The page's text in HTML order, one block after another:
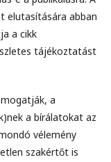
elutasítására abban
a cikk
tájékoztatást
a
a bírálatokat az
vélemény
szakértőt is